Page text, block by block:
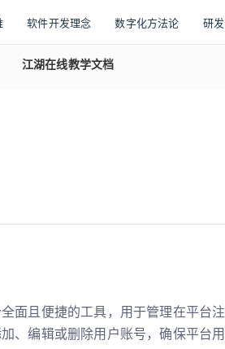
软件开发理念 数字化方法论 研发
江湖在线教学文档
面且便捷的工具，用于管理在平台注
、编辑或删除用户账号，确保平台用